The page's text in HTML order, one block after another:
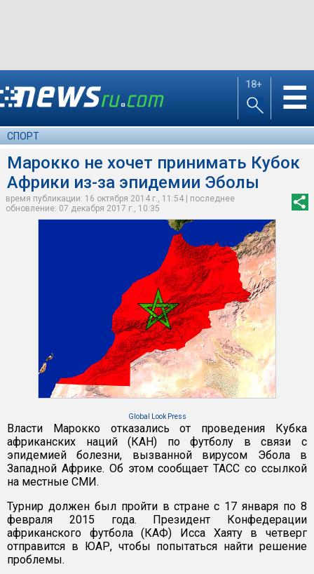
18+ ☰
СПОРТ
Марокко не хочет принимать Кубок
Африки из-за эпидемии Эболы
время публикации: 16 октября 2014 г., 11:54 | последнее
обновление: 07 декабря 2017 г., 10:35
Global Look Press
Власти Марокко отказались от проведения Кубка
африканских наций (КАН) по футболу в связи с
эпидемией болезни, вызванной вирусом Эбола в
Западной Африке. Об этом сообщает ТАСС со ссылкой
на местные СМИ.
Турнир должен был пройти в стране с 17 января по 8
февраля 2015 года. Президент Конфедерации
африканского футбола (КАФ) Исса Хаяту в четверг
отправится в ЮАР, чтобы попытаться найти решение
проблемы.